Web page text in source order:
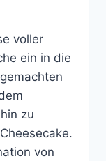
voller
ein in die
zu
von